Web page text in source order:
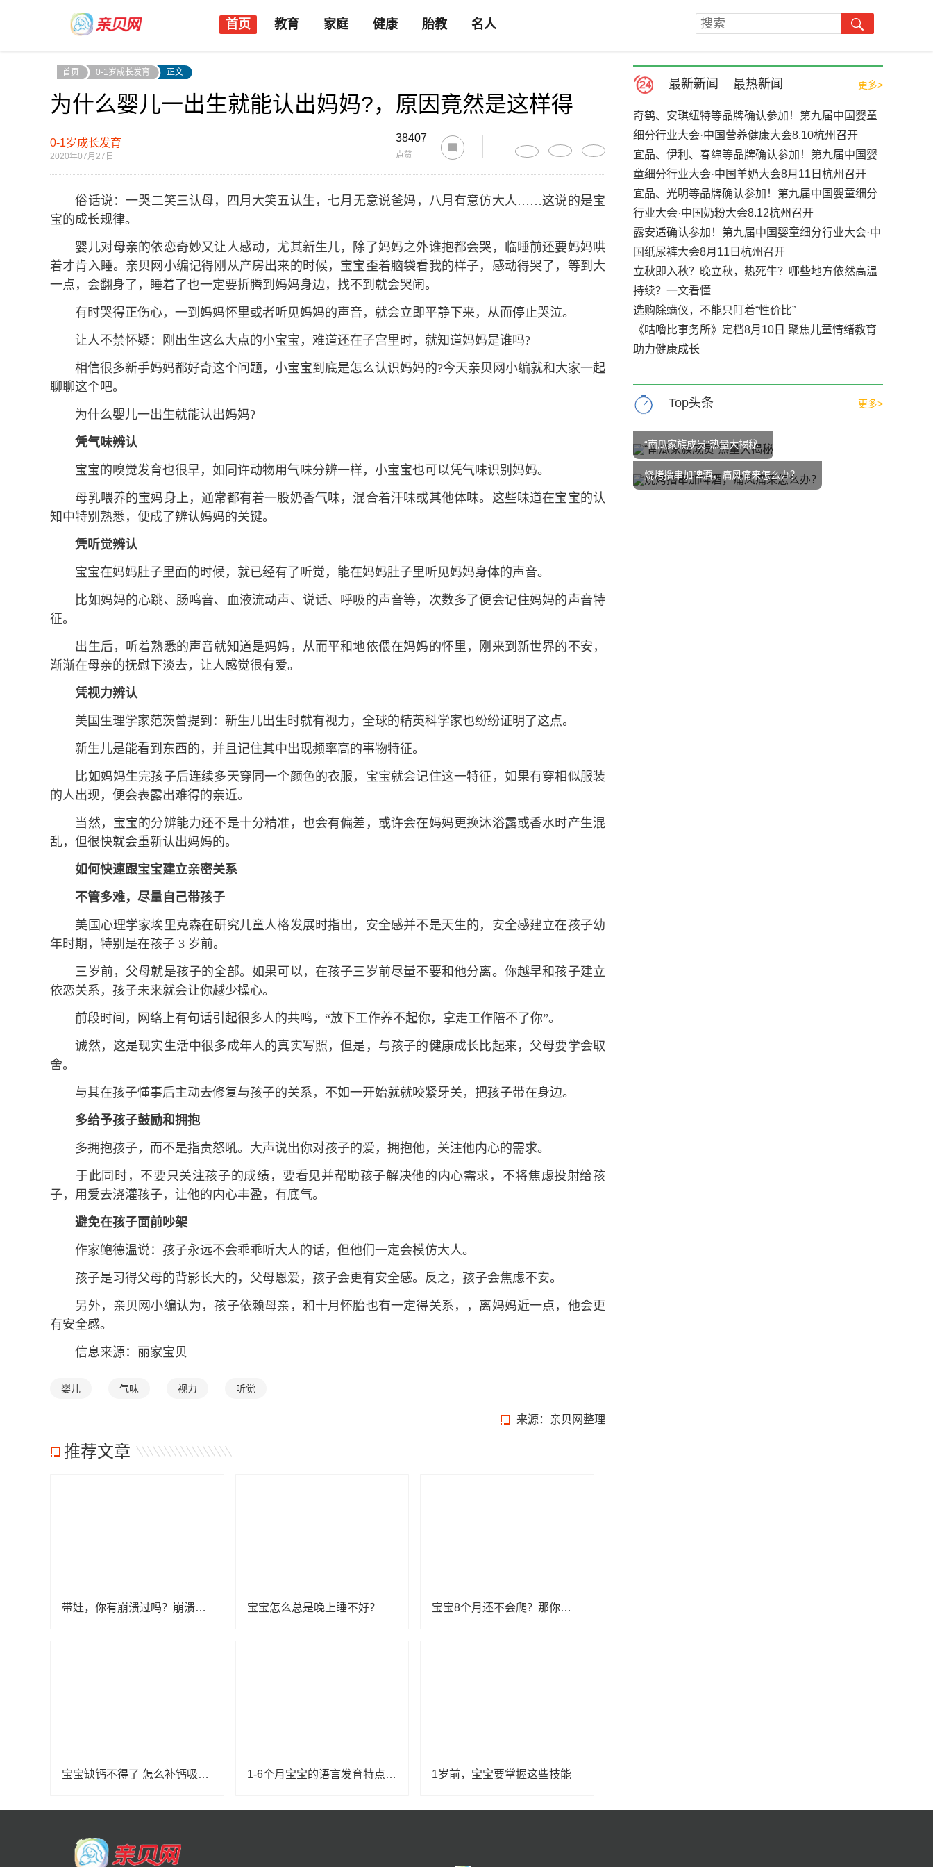
首页 教育 家庭 健康 胎教 名人
首页 0-1岁成长发育 正文
为什么婴儿一出生就能认出妈妈?，原因竟然是这样得
0-1岁成长发育
2020年07月27日
38407
点赞
俗话说：一哭二笑三认母，四月大笑五认生，七月无意说爸妈，八月有意仿大人……这说的是宝
宝的成长规律。
婴儿对母亲的依恋奇妙又让人感动，尤其新生儿，除了妈妈之外谁抱都会哭，临睡前还要妈妈哄
着才肯入睡。亲贝网小编记得刚从产房出来的时候，宝宝歪着脑袋看我的样子，感动得哭了，等到大
一点，会翻身了，睡着了也一定要折腾到妈妈身边，找不到就会哭闹。
有时哭得正伤心，一到妈妈怀里或者听见妈妈的声音，就会立即平静下来，从而停止哭泣。
让人不禁怀疑：刚出生这么大点的小宝宝，难道还在子宫里时，就知道妈妈是谁吗?
相信很多新手妈妈都好奇这个问题，小宝宝到底是怎么认识妈妈的?今天亲贝网小编就和大家一起
聊聊这个吧。
为什么婴儿一出生就能认出妈妈?
凭气味辨认
宝宝的嗅觉发育也很早，如同许动物用气味分辨一样，小宝宝也可以凭气味识别妈妈。
母乳喂养的宝妈身上，通常都有着一股奶香气味，混合着汗味或其他体味。这些味道在宝宝的认
知中特别熟悉，便成了辨认妈妈的关键。
凭听觉辨认
宝宝在妈妈肚子里面的时候，就已经有了听觉，能在妈妈肚子里听见妈妈身体的声音。
比如妈妈的心跳、肠鸣音、血液流动声、说话、呼吸的声音等，次数多了便会记住妈妈的声音特
征。
出生后，听着熟悉的声音就知道是妈妈，从而平和地依偎在妈妈的怀里，刚来到新世界的不安，
渐渐在母亲的抚慰下淡去，让人感觉很有爱。
凭视力辨认
美国生理学家范茨曾提到：新生儿出生时就有视力，全球的精英科学家也纷纷证明了这点。
新生儿是能看到东西的，并且记住其中出现频率高的事物特征。
比如妈妈生完孩子后连续多天穿同一个颜色的衣服，宝宝就会记住这一特征，如果有穿相似服装
的人出现，便会表露出难得的亲近。
当然，宝宝的分辨能力还不是十分精准，也会有偏差，或许会在妈妈更换沐浴露或香水时产生混
乱，但很快就会重新认出妈妈的。
如何快速跟宝宝建立亲密关系
不管多难，尽量自己带孩子
美国心理学家埃里克森在研究儿童人格发展时指出，安全感并不是天生的，安全感建立在孩子幼
年时期，特别是在孩子 3 岁前。
三岁前，父母就是孩子的全部。如果可以，在孩子三岁前尽量不要和他分离。你越早和孩子建立
依恋关系，孩子未来就会让你越少操心。
前段时间，网络上有句话引起很多人的共鸣，“放下工作养不起你，拿走工作陪不了你”。
诚然，这是现实生活中很多成年人的真实写照，但是，与孩子的健康成长比起来，父母要学会取
舍。
与其在孩子懂事后主动去修复与孩子的关系，不如一开始就就咬紧牙关，把孩子带在身边。
多给予孩子鼓励和拥抱
多拥抱孩子，而不是指责怒吼。大声说出你对孩子的爱，拥抱他，关注他内心的需求。
于此同时，不要只关注孩子的成绩，要看见并帮助孩子解决他的内心需求，不将焦虑投射给孩
子，用爱去浇灌孩子，让他的内心丰盈，有底气。
避免在孩子面前吵架
作家鲍德温说：孩子永远不会乖乖听大人的话，但他们一定会模仿大人。
孩子是习得父母的背影长大的，父母恩爱，孩子会更有安全感。反之，孩子会焦虑不安。
另外，亲贝网小编认为，孩子依赖母亲，和十月怀胎也有一定得关系，，离妈妈近一点，他会更
有安全感。
信息来源：丽家宝贝
婴儿 气味 视力 听觉
来源：亲贝网整理
推荐文章
带娃，你有崩溃过吗？崩溃以后该怎么办？ 宝宝怎么总是晚上睡不好？ 宝宝8个月还不会爬？那你一定要看看！
宝宝缺钙不得了 怎么补钙吸收好？ 1-6个月宝宝的语言发育特点是什么？ 1岁前，宝宝要掌握这些技能
最新新闻 最热新闻 更多>
奇鹤、安琪纽特等品牌确认参加！第九届中国婴童
细分行业大会·中国营养健康大会8.10杭州召开
宜品、伊利、春绵等品牌确认参加！第九届中国婴
童细分行业大会·中国羊奶大会8月11日杭州召开
宜品、光明等品牌确认参加！第九届中国婴童细分
行业大会·中国奶粉大会8.12杭州召开
露安适确认参加！第九届中国婴童细分行业大会·中
国纸尿裤大会8月11日杭州召开
立秋即入秋？晚立秋，热死牛？哪些地方依然高温
持续？一文看懂
选购除螨仪，不能只盯着“性价比”
《咕噜比事务所》定档8月10日 聚焦儿童情绪教育
助力健康成长
Top头条 更多>
“南瓜家族成员”热量大揭秘
烧烤撸串加啤酒，痛风痛来怎么办？